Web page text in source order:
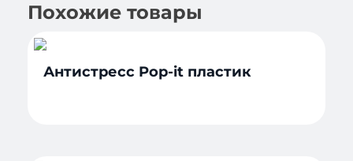
Похожие товары
Антистресс Pop-it пластик